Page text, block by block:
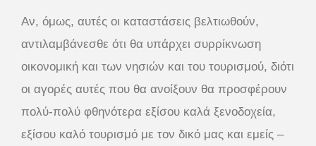
Αν, όμως, αυτές οι καταστάσεις βελτιωθούν,
αντιλαμβάνεσθε ότι θα υπάρχει συρρίκνωση
οικονομική και των νησιών και του τουρισμού, διότι
οι αγορές αυτές που θα ανοίξουν θα προσφέρουν
πολύ-πολύ φθηνότερα εξίσου καλά ξενοδοχεία,
εξίσου καλό τουρισμό με τον δικό μας και εμείς –